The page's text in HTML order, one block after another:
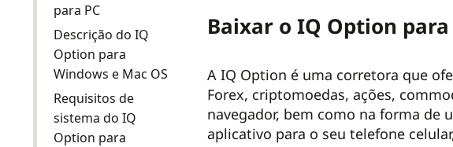
para PC
Descrição do IQ
Option para
Windows e Mac OS
Requisitos de
sistema do IQ
Option para
Baixar o IQ Option para
A IQ Option é uma corretora que
Forex, criptomoedas, ações,
navegador, bem como na forma de
aplicativo para o seu telefone